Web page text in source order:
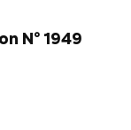
N° 1949